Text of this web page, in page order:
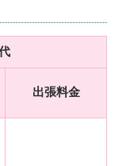
出張料金